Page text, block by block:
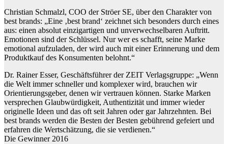
Christian Schmalzl, COO der Ströer SE, über den Charakter von
best brands: „Eine ‚best brand‘ zeichnet sich besonders durch eines
aus: einen absolut einzigartigen und unverwechselbaren Auftritt.
Emotionen sind der Schlüssel. Nur wer es schafft, seine Marke
emotional aufzuladen, der wird auch mit einer Erinnerung und dem
Produktkauf des Konsumenten belohnt.“
Dr. Rainer Esser, Geschäftsführer der ZEIT Verlagsgruppe: „Wenn
die Welt immer schneller und komplexer wird, brauchen wir
Orientierungsgeber, denen wir vertrauen können. Starke Marken
versprechen Glaubwürdigkeit, Authentizität und immer wieder
originelle Ideen und das oft seit Jahren oder gar Jahrzehnten. Bei
best brands werden die Besten der Besten gebührend gefeiert und
erfahren die Wertschätzung, die sie verdienen.“
Die Gewinner 2016